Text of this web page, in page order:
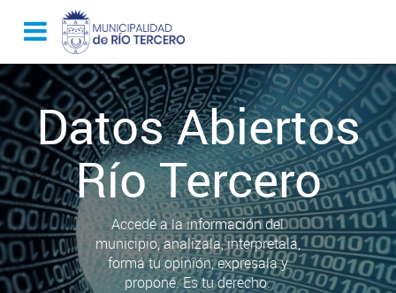
Datos Abiertos
Río Tercero
Accedé a la información del
municipio, analizala, interpretala,
formá tu opinión, expresala y
proponé. Es tu derecho.